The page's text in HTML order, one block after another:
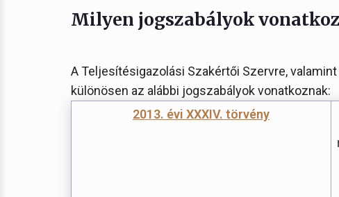
Milyen jogszabályok
A Teljesítésigazolási Szakértői Szervre,
különösen az alábbi jogszabályok vonatkoznak:
2013. évi XXXIV. törvény